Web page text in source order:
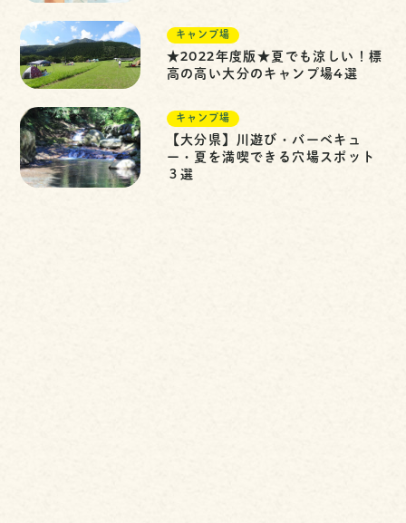
キャンプ場
★2022年度版★夏でも涼しい！標
高の高い大分のキャンプ場4選
キャンプ場
【大分県】川遊び・バーベキュ
ー・夏を満喫できる穴場スポット
３選